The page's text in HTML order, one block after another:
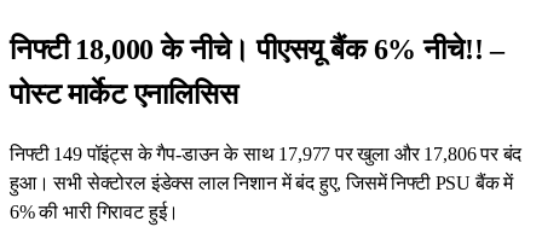
निफ्टी 18,000 के नीचे। पीएसयू बैंक 6% नीचे!! –
पोस्ट मार्केट एनालिसिस
निफ्टी 149 पॉइंट्स के गैप-डाउन के साथ 17,977 पर खुला और 17,806 पर बंद
हुआ। सभी सेक्टोरल इंडेक्स लाल निशान में बंद हुए, जिसमें निफ्टी PSU बैंक में
6% की भारी गिरावट हुई।